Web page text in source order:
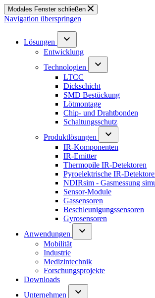
Modales Fenster schließen
Navigation überspringen
Lösungen
Entwicklung
Technologien
LTCC
Dickschicht
SMD Bestückung
Lötmontage
Chip- und Drahtbonden
Schaltungsschutz
Produktlösungen
IR-Komponenten
IR-Emitter
Thermopile IR-Detektoren
Pyroelektrische IR-
NDIRsim - Gasmessung
Sensor-Module
Gassensoren
Beschleunigungssensoren
Gyrosensoren
Anwendungen
Mobilität
Industrie
Medizintechnik
Forschungsprojekte
Downloads
Unternehmen